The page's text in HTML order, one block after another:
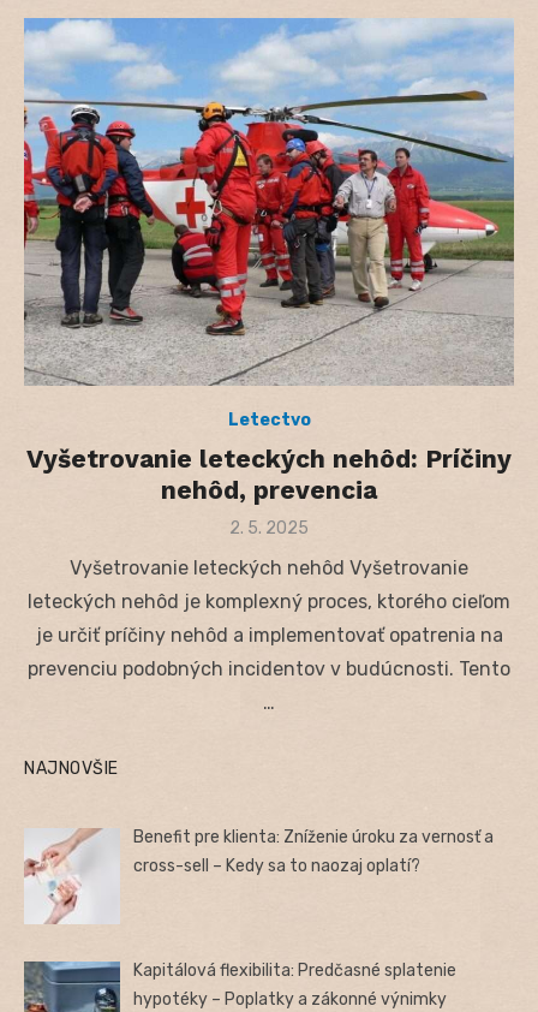
Letectvo
Vyšetrovanie leteckých nehôd: Príčiny
nehôd, prevencia
Posted
2. 5. 2025
Vyšetrovanie leteckých nehôd Vyšetrovanie
leteckých nehôd je komplexný proces, ktorého cieľom
je určiť príčiny nehôd a implementovať opatrenia na
prevenciu podobných incidentov v budúcnosti. Tento
…
NAJNOVŠIE
Benefit pre klienta: Zníženie úroku za vernosť a
cross-sell – Kedy sa to naozaj oplatí?
Kapitálová flexibilita: Predčasné splatenie
hypotéky – Poplatky a zákonné výnimky